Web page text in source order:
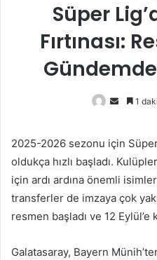
Süper
Fırtınası:
Bir
göndermek
1
2025-2026 sezonu için
oldukça hızlı başladı.
için ardı ardına önemli
transferler de imzaya çok
resmen başladı ve 12
Galatasaray, Bayern